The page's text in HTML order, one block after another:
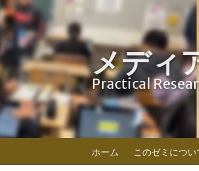
メディ
Practical
ホーム このゼミについ